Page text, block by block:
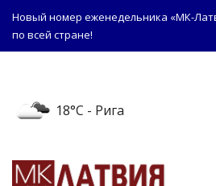
Новый номер еженедельника «МК-
по всей стране!
18°C - Рига